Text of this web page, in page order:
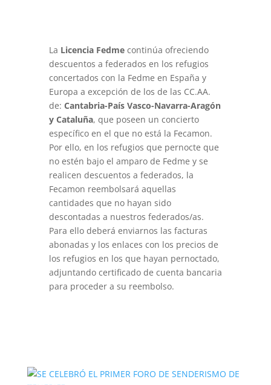
La Licencia Fedmecontinúa ofreciendo
descuentos a federados en los refugios
concertados con la Fedme en España y
Europa a excepción de los de las CC.AA.
de: Cantabria-País Vasco-Navarra-Aragón
y Cataluña, que poseen un concierto
específico en el que no está la Fecamon.
Por ello, en los refugios que pernocte que
no estén bajo el amparo de Fedme y se
realicen descuentos a federados, la
Fecamon reembolsará aquellas
cantidades que no hayan sido
descontadas a nuestros federados/as.
Para ello deberá enviarnos las facturas
abonadas y los enlaces con los precios de
los refugios en los que hayan pernoctado,
adjuntando certificado de cuenta bancaria
para proceder a su reembolso.